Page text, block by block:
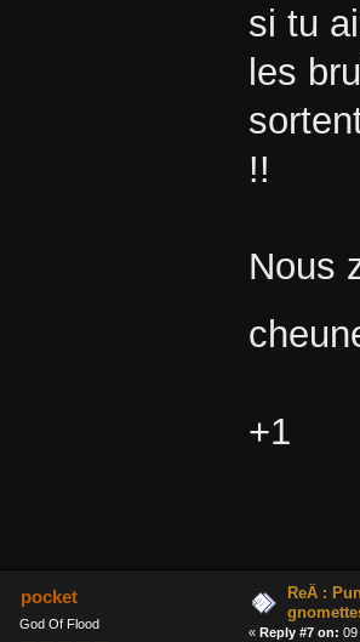
si tu
les
!!
Nous
+1
pocket
God Of Flood
ReÂ :
« Reply #7 on: 09